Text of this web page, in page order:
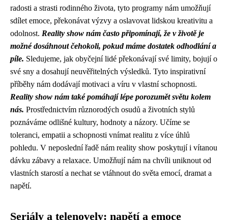
radosti a strasti rodinného života, tyto programy nám umožňují
sdílet emoce, překonávat výzvy a oslavovat lidskou kreativitu a
odolnost. Reality show nám často připomínají, že v životě je
možné dosáhnout čehokoli, pokud máme dostatek odhodlání a
píle. Sledujeme, jak obyčejní lidé překonávají své limity, bojují o
své sny a dosahují neuvěřitelných výsledků. Tyto inspirativní
příběhy nám dodávají motivaci a víru v vlastní schopnosti.
Reality show nám také pomáhají lépe porozumět světu kolem
nás. Prostřednictvím různorodých osudů a životních stylů
poznáváme odlišné kultury, hodnoty a názory. Učíme se
toleranci, empatii a schopnosti vnímat realitu z více úhlů
pohledu. V neposlední řadě nám reality show poskytují i ​​vítanou
dávku zábavy a relaxace. Umožňují nám na chvíli uniknout od
vlastních starostí a nechat se vtáhnout do světa emocí, dramat a
napětí.
Seriály a telenovely: napětí a emoce